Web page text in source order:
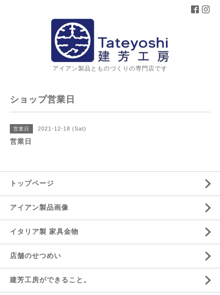
アイアン製品とものづくりの専門店です
ショップ営業日
営業日 2021-12-18 (Sat)
営業日
トップページ
アイアン製品画像
イタリア製 家具金物
店舗のせつめい
建芳工房ができること。